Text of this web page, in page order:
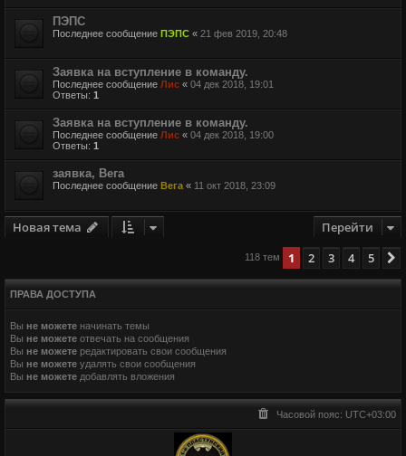
ПЭПС
Последнее сообщение ПЭПС « 21 фев 2019, 20:48
Заявка на вступление в команду.
Последнее сообщение Лис « 04 дек 2018, 19:01
Ответы: 1
Заявка на вступление в команду.
Последнее сообщение Лис « 04 дек 2018, 19:00
Ответы: 1
заявка, Вега
Последнее сообщение Вега « 11 окт 2018, 23:09
Новая тема Перейти
118 тем 1 2 3 4 5
ПРАВА ДОСТУПА
Вы не можете начинать темы
Вы не можете отвечать на сообщения
Вы не можете редактировать свои сообщения
Вы не можете удалять свои сообщения
Вы не можете добавлять вложения
Часовой пояс: UTC+03:00